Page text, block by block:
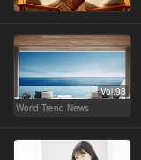
Vol.98
World Trend News